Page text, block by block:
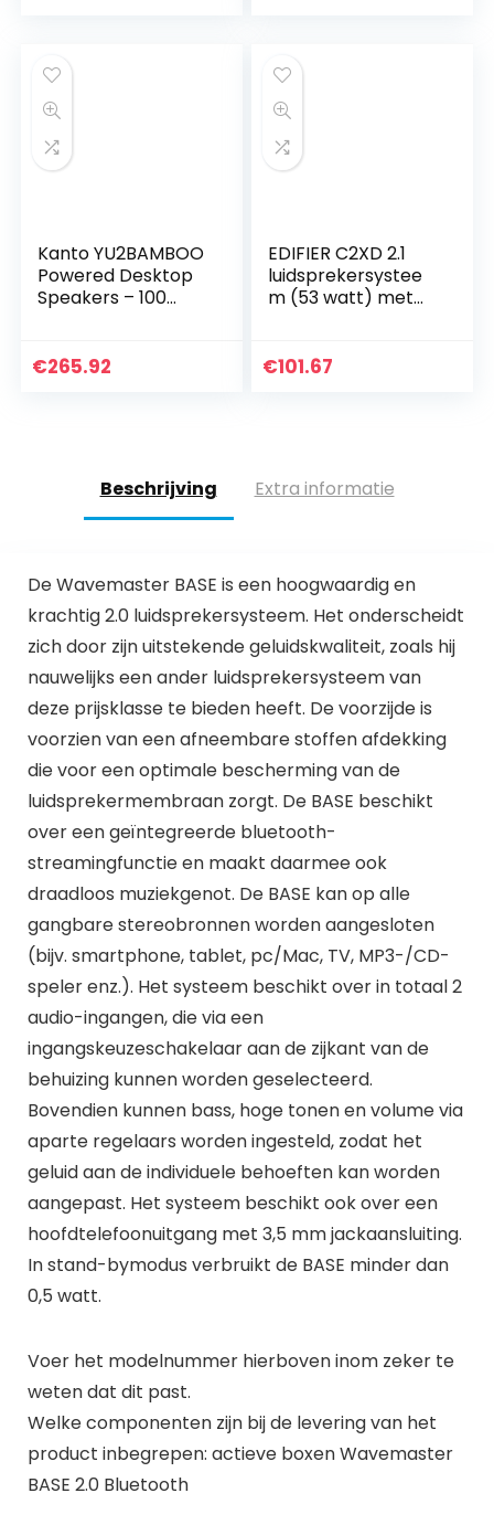
Kanto YU2BAMBOO
Powered Desktop
Speakers – 100
€265.92
EDIFIER C2XD 2.1
luidsprekersystee
m (53 watt) met
en optische ingang
€101.67
Beschrijving Extra informatie
De Wavemaster BASE is een hoogwaardig en
krachtig 2.0 luidsprekersysteem. Het onderscheidt
zich door zijn uitstekende geluidskwaliteit, zoals hij
nauwelijks een ander luidsprekersysteem van
deze prijsklasse te bieden heeft. De voorzijde is
voorzien van een afneembare stoffen afdekking
die voor een optimale bescherming van de
luidsprekermembraan zorgt. De BASE beschikt
over een geïntegreerde bluetooth-
streamingfunctie en maakt daarmee ook
draadloos muziekgenot. De BASE kan op alle
gangbare stereobronnen worden aangesloten
(bijv. smartphone, tablet, pc/Mac, TV, MP3-/CD-
speler enz.). Het systeem beschikt over in totaal 2
audio-ingangen, die via een
ingangskeuzeschakelaar aan de zijkant van de
behuizing kunnen worden geselecteerd.
Bovendien kunnen bass, hoge tonen en volume via
aparte regelaars worden ingesteld, zodat het
geluid aan de individuele behoeften kan worden
aangepast. Het systeem beschikt ook over een
hoofdtelefoonuitgang met 3,5 mm jackaansluiting.
In stand-bymodus verbruikt de BASE minder dan
0,5 watt.
Voer het modelnummer hierboven inom zeker te
weten dat dit past.
Welke componenten zijn bij de levering van het
product inbegrepen: actieve boxen Wavemaster
BASE 2.0 Bluetooth